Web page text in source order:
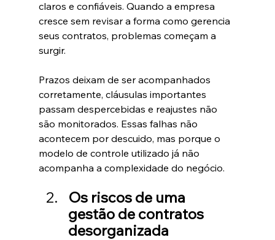
claros e confiáveis. Quando a empresa
cresce sem revisar a forma como gerencia
seus contratos, problemas começam a
surgir.
Prazos deixam de ser acompanhados
corretamente, cláusulas importantes
passam despercebidas e reajustes não
são monitorados. Essas falhas não
acontecem por descuido, mas porque o
modelo de controle utilizado já não
acompanha a complexidade do negócio.
Os riscos de uma
gestão de contratos
desorganizada